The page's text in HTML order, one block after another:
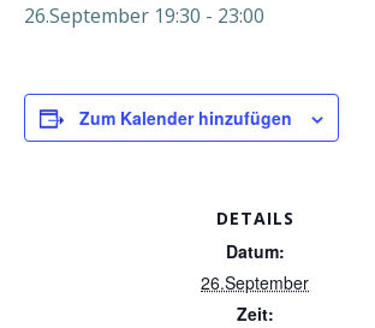
26.September 19:30 - 23:00
Zum Kalender hinzufügen
DETAILS
Datum:
26.September
Zeit: